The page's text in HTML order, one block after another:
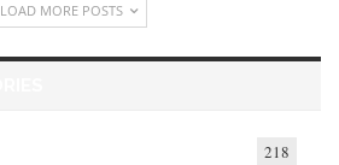
LOAD MORE POSTS
218